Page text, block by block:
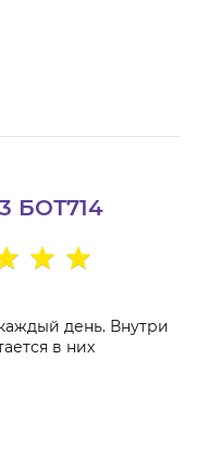
БОТ714
день. Внутри
в них